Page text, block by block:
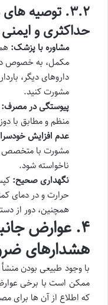
۳.۲. توصیه
حداکثری و ایمنی
مشاوره با پزشک:
مکمل، به خصوص
داروهای دیگر،
مشورت کنید.
پیوستگی در مصرف:
منظم و مطابق با
عدم افزایش
مشورت با متخصص
ناخواسته شود.
نگهداری صحیح:
همچنین، دور از
۴. عوارض
هشدارهای
با وجود طبیعی بودن
ممکن است با برخی
که اطلاع از آن ها